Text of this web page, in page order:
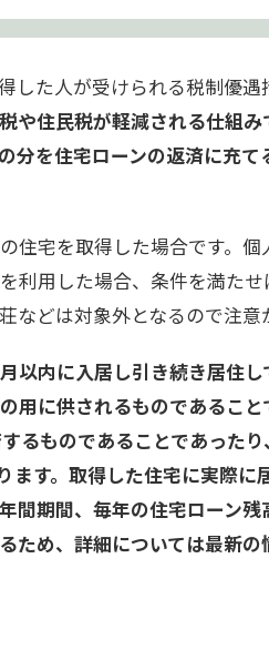
た人が受けられる税制優遇
や住民税が軽減される仕組み
分を住宅ローンの返済に充て
住宅を取得した場合です。個
利用した場合、条件を満た
どは対象外となるので注意
以内に入居し引き続き居住し
に供されるものであること
るものであることであった
す。取得した住宅に実際に
間期間、毎年の住宅ローン
ため、詳細については最新の